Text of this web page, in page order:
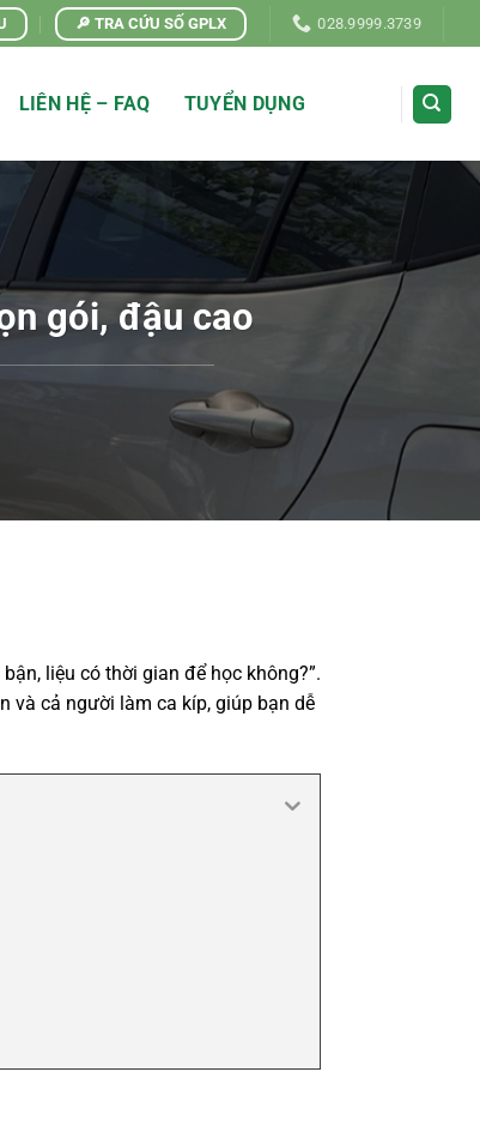
🔎 TRA CỨU SỐ GPLX 028.9999.3739
LIÊN HỆ – FAQ TUYỂN DỤNG
gói, đậu cao
liệu có thời gian để học không?”.
và cả người làm ca kíp, giúp bạn dễ